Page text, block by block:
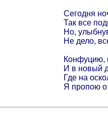
Сегодня
Так все
Но,
Не дело,
Конфуцию,
И в новый
Где на
Я пропою